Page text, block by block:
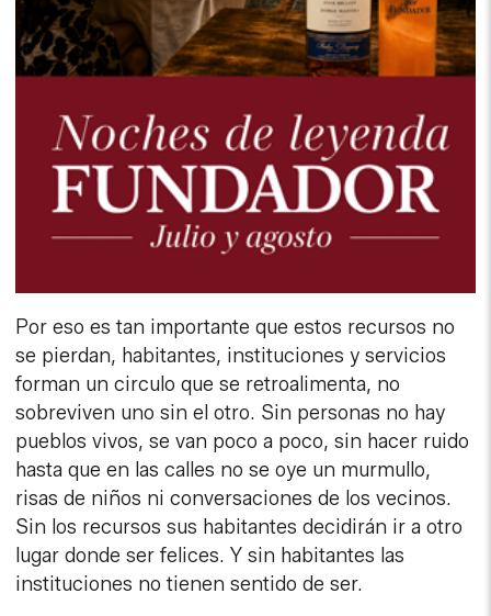
Por eso es tan importante que estos recursos no
se pierdan, habitantes, instituciones y servicios
forman un circulo que se retroalimenta, no
sobreviven uno sin el otro. Sin personas no hay
pueblos vivos, se van poco a poco, sin hacer ruido
hasta que en las calles no se oye un murmullo,
risas de niños ni conversaciones de los vecinos.
Sin los recursos sus habitantes decidirán ir a otro
lugar donde ser felices. Y sin habitantes las
instituciones no tienen sentido de ser.